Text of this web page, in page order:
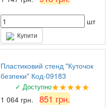
шт
Купити
Пластиковий стенд "Куточок
безпеки" Код-09183
✓ Доступно★★★★★
1 064 грн. 851 грн.